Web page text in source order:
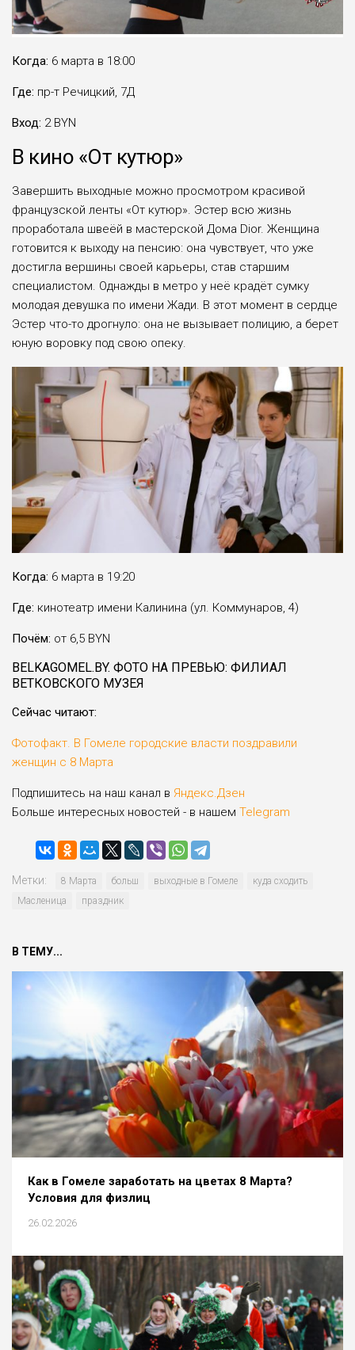
Когда: 6 марта в 18:00
Где: пр-т Речицкий, 7Д
Вход: 2 BYN
В кино «От кутюр»
Завершить выходные можно просмотром красивой
французской ленты «От кутюр». Эстер всю жизнь
проработала швеёй в мастерской Дома Dior. Женщина
готовится к выходу на пенсию: она чувствует, что уже
достигла вершины своей карьеры, став старшим
специалистом. Однажды в метро у неё крадёт сумку
молодая девушка по имени Жади. В этот момент в сердце
Эстер что-то дрогнуло: она не вызывает полицию, а берет
юную воровку под свою опеку.
Когда: 6 марта в 19:20
Где: кинотеатр имени Калинина (ул. Коммунаров, 4)
Почём: от 6,5 BYN
BELKAGOMEL.BY. ФОТО НА ПРЕВЬЮ: ФИЛИАЛ
ВЕТКОВСКОГО МУЗЕЯ
Сейчас читают:
Фотофакт. В Гомеле городские власти поздравили
женщин с 8 Марта
Подпишитесь на наш канал в Яндекс.Дзен
Больше интересных новостей - в нашем Telegram
Метки: 8 Марта больш выходные в Гомеле
куда сходить
Масленица
праздник
В ТЕМУ...
Как в Гомеле заработать на цветах 8 Марта?
Условия для физлиц
26.02.2026